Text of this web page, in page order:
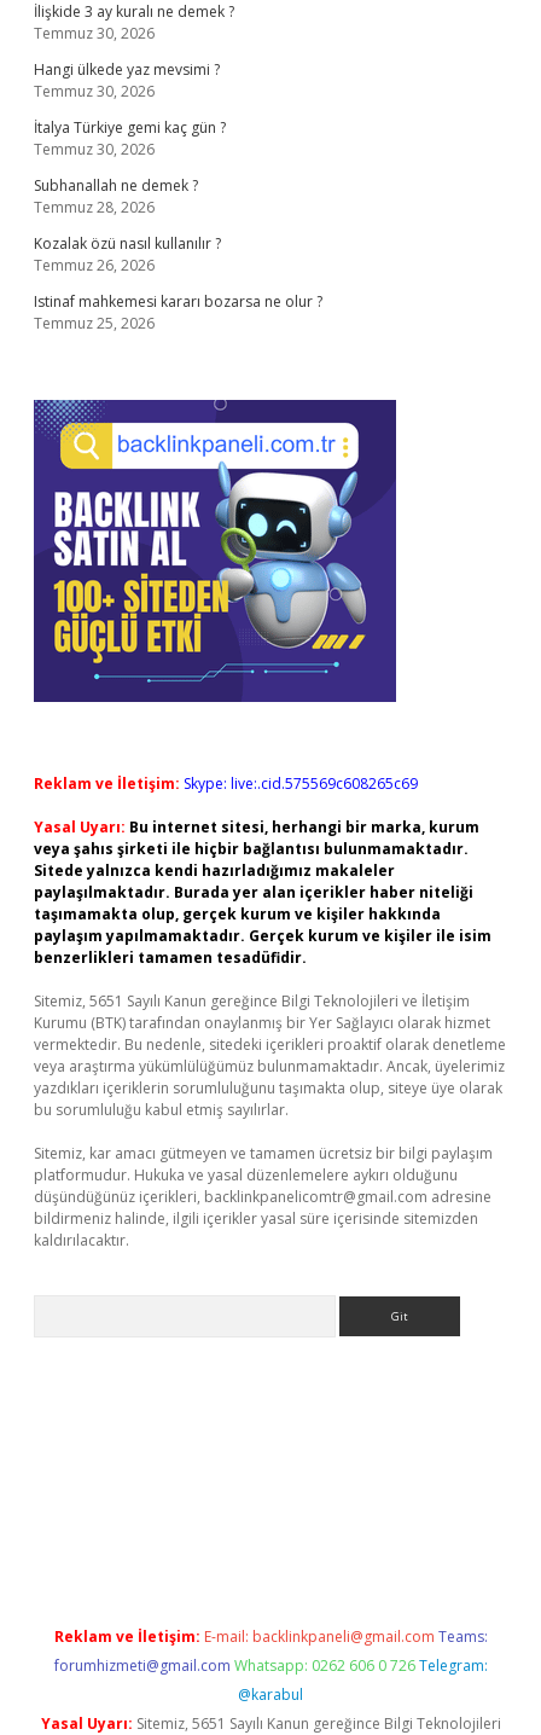
İlişkide 3 ay kuralı ne demek ?
Temmuz 30, 2026
Hangi ülkede yaz mevsimi ?
Temmuz 30, 2026
İtalya Türkiye gemi kaç gün ?
Temmuz 30, 2026
Subhanallah ne demek ?
Temmuz 28, 2026
Kozalak özü nasıl kullanılır ?
Temmuz 26, 2026
Istinaf mahkemesi kararı bozarsa ne olur ?
Temmuz 25, 2026
Reklam ve İletişim: Skype: live:.cid.575569c608265c69
Yasal Uyarı: Bu internet sitesi, herhangi bir marka, kurum
veya şahıs şirketi ile hiçbir bağlantısı bulunmamaktadır.
Sitede yalnızca kendi hazırladığımız makaleler
paylaşılmaktadır. Burada yer alan içerikler haber niteliği
taşımamakta olup, gerçek kurum ve kişiler hakkında
paylaşım yapılmamaktadır. Gerçek kurum ve kişiler ile isim
benzerlikleri tamamen tesadüfidir.
Sitemiz, 5651 Sayılı Kanun gereğince Bilgi Teknolojileri ve İletişim
Kurumu (BTK) tarafından onaylanmış bir Yer Sağlayıcı olarak hizmet
vermektedir. Bu nedenle, sitedeki içerikleri proaktif olarak denetleme
veya araştırma yükümlülüğümüz bulunmamaktadır. Ancak, üyelerimiz
yazdıkları içeriklerin sorumluluğunu taşımakta olup, siteye üye olarak
bu sorumluluğu kabul etmiş sayılırlar.
Sitemiz, kar amacı gütmeyen ve tamamen ücretsiz bir bilgi paylaşım
platformudur. Hukuka ve yasal düzenlemelere aykırı olduğunu
düşündüğünüz içerikleri, backlinkpanelicomtr@gmail.com adresine
bildirmeniz halinde, ilgili içerikler yasal süre içerisinde sitemizden
kaldırılacaktır.
Reklam ve İletişim: E-mail: backlinkpaneli@gmail.com Teams:
forumhizmeti@gmail.com Whatsapp: 0262 606 0 726 Telegram:
@karabul
Yasal Uyarı: Sitemiz, 5651 Sayılı Kanun gereğince Bilgi Teknolojileri